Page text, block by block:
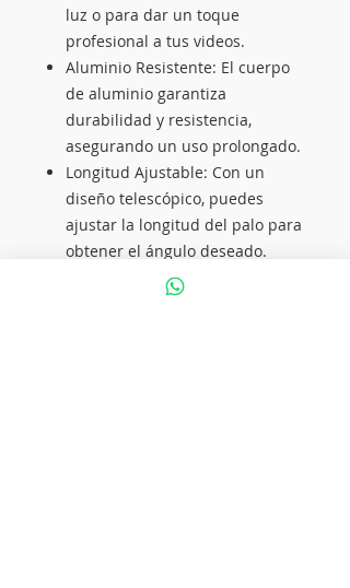
luz o para dar un toque
profesional a tus videos.
Aluminio Resistente: El cuerpo
de aluminio garantiza
durabilidad y resistencia,
asegurando un uso prolongado.
Longitud Ajustable: Con un
diseño telescópico, puedes
ajustar la longitud del palo para
obtener el ángulo deseado.
Rotación de 360 Grados: El
cabezal giratorio permite una